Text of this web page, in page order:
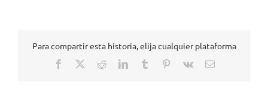
Para compartir esta historia, elija cualquier plataforma
Facebook RedditLinkedInTumblr Pinterest
Vk
Correo